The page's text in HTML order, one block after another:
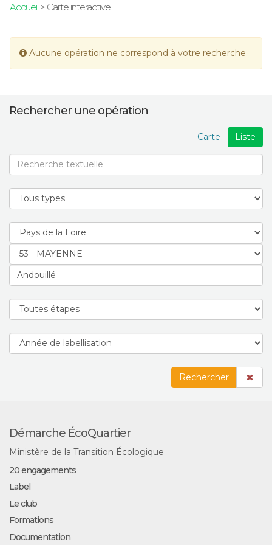
Accueil> Carte interactive
Aucune opération ne correspond à votre recherche
Rechercher une opération
Liste
Carte
Rechercher
Démarche ÉcoQuartier
Ministère de la Transition Écologique
20 engagements
Label
Le club
Formations
Documentation